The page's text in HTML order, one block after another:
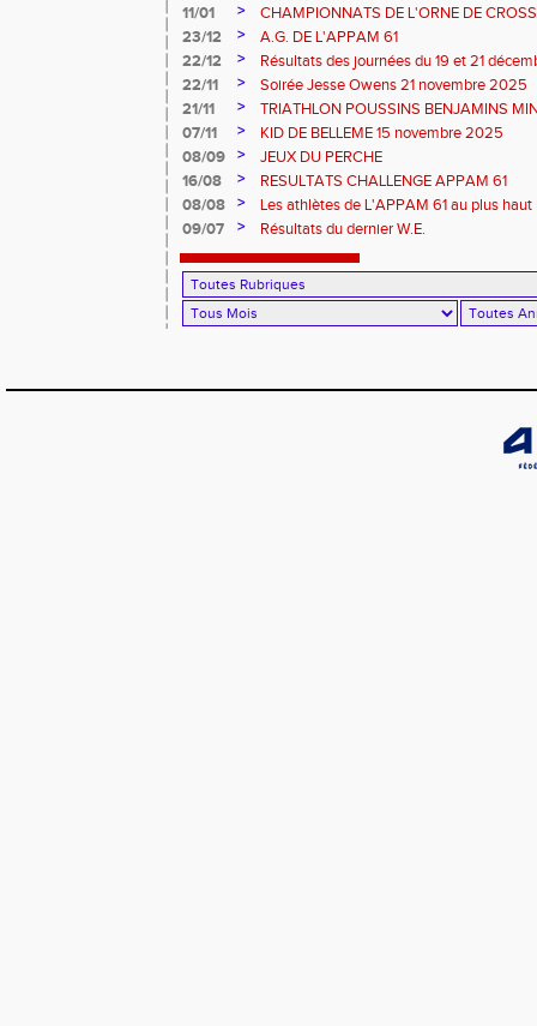
11/01
>
CHAMPIONNATS DE L'ORNE DE
2026 et REGIONAUX D'EPREUVES
23/12 >
A.G. DE L'APPAM 61
22/12
>
Résultats des journées du 19 et 21
22/11
>
Soirée Jesse Owens 21 novembre 2025
21/11
>
TRIATHLON POUSSINS BENJAMINS
07/11
>
KID DE BELLEME 15 novembre 2025
08/09
>
JEUX DU PERCHE
16/08
>
RESULTATS CHALLENGE APPAM 61
08/08
>
Les athlètes de L'APPAM 61 au plus
09/07
> Résultats du dernier W.E.